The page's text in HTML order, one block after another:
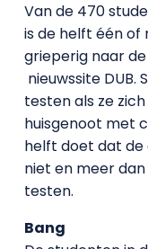
Van de 470
is de helft één
grieperig naar
nieuwssite DUB.
testen als ze
huisgenoot met
helft doet dat de
niet en meer
testen.
Bang